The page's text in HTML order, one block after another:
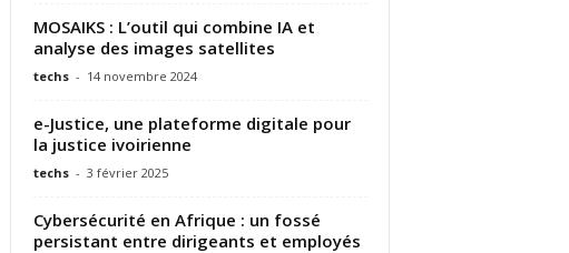
MOSAIKS : L’outil qui combine IA et
analyse des images satellites
techs - 14 novembre 2024
e-Justice, une plateforme digitale pour
la justice ivoirienne
techs - 3 février 2025
Cybersécurité en Afrique : un fossé
persistant entre dirigeants et employés